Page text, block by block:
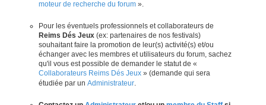
moteur de recherche du forum ».
Pour les éventuels professionnels et collaborateurs de
Reims Dés Jeux (ex: partenaires de nos festivals)
souhaitant faire la promotion de leur(s) activité(s) et/ou
échanger avec les membres et utilisateurs du forum, sachez
qu'il vous est possible de demander le statut de «
Collaborateurs Reims Dés Jeux » (demande qui sera
étudiée par un Administrateur